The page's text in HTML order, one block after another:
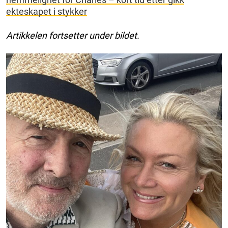
ekteskapet i stykker
Artikkelen fortsetter under bildet.